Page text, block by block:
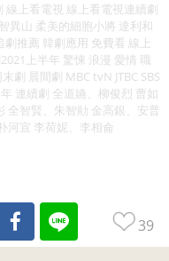
線上看電視 線上看電視連續劇
異山 柔美的細胞小將 達利和
推薦 韓劇應用 免費看 線上
上半年 驚悚 浪漫 愛情 職
劇 晨間劇 MBC tvN JTBC SBS
連續劇 全道嬿、柳俊烈 曹如
全智賢、朱智勛 金高銀、安普
河宣 李荷妮、李相侖
39